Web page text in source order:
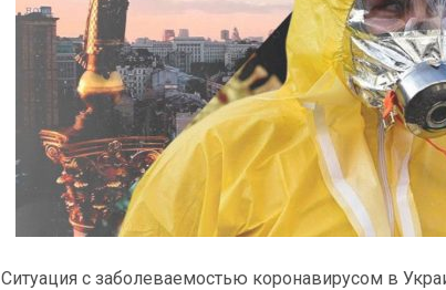
Ситуация с заболеваемостью коронавирусом в